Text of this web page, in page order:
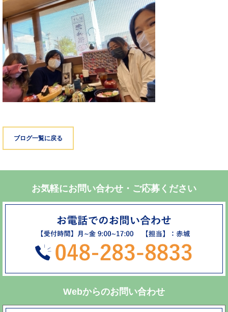
ブログ一覧に戻る
お気軽にお問い合わせ・ご応募ください
Webからのお問い合わせ